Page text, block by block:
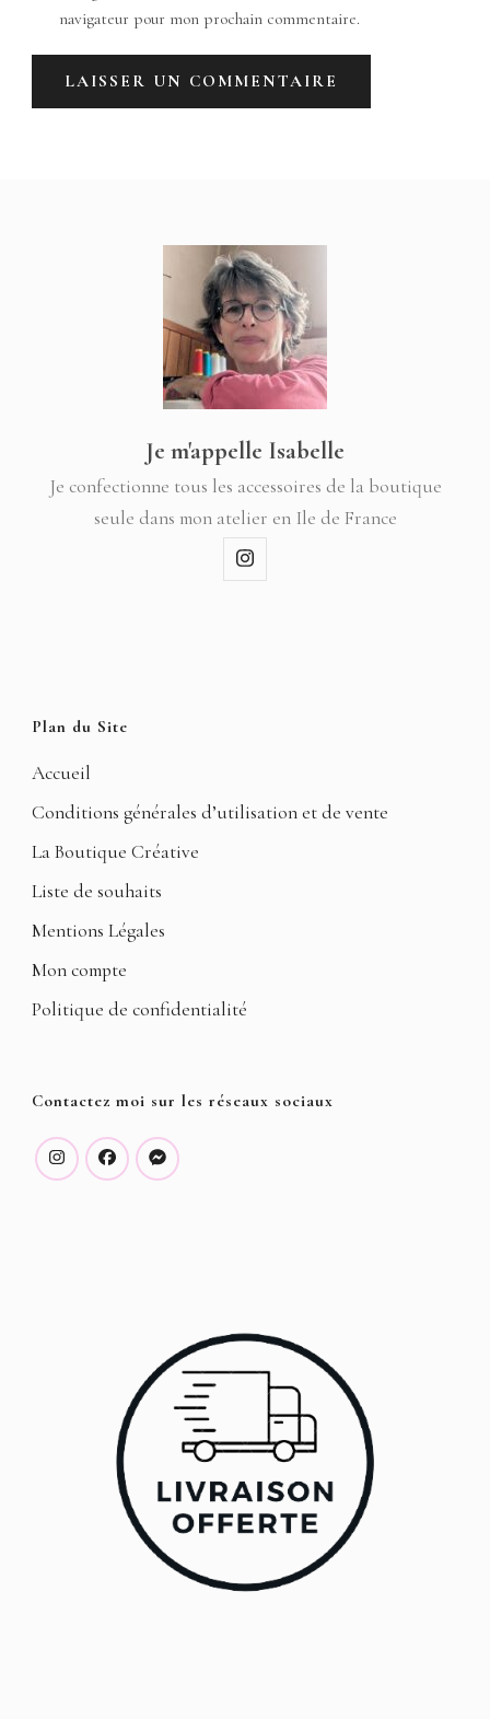
navigateur pour mon prochain commentaire.
Je m'appelle Isabelle
Je confectionne tous les accessoires de la boutique
seule dans mon atelier en Ile de France
Plan du Site
Accueil
Conditions générales d’utilisation et de vente
La Boutique Créative
Liste de souhaits
Mentions Légales
Mon compte
Politique de confidentialité
Contactez moi sur les réseaux sociaux